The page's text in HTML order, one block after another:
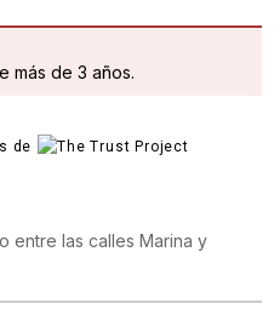
más de 3 años.
de
entre las calles Marina y